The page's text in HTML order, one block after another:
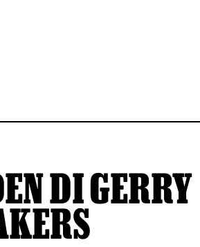
DI GERRY